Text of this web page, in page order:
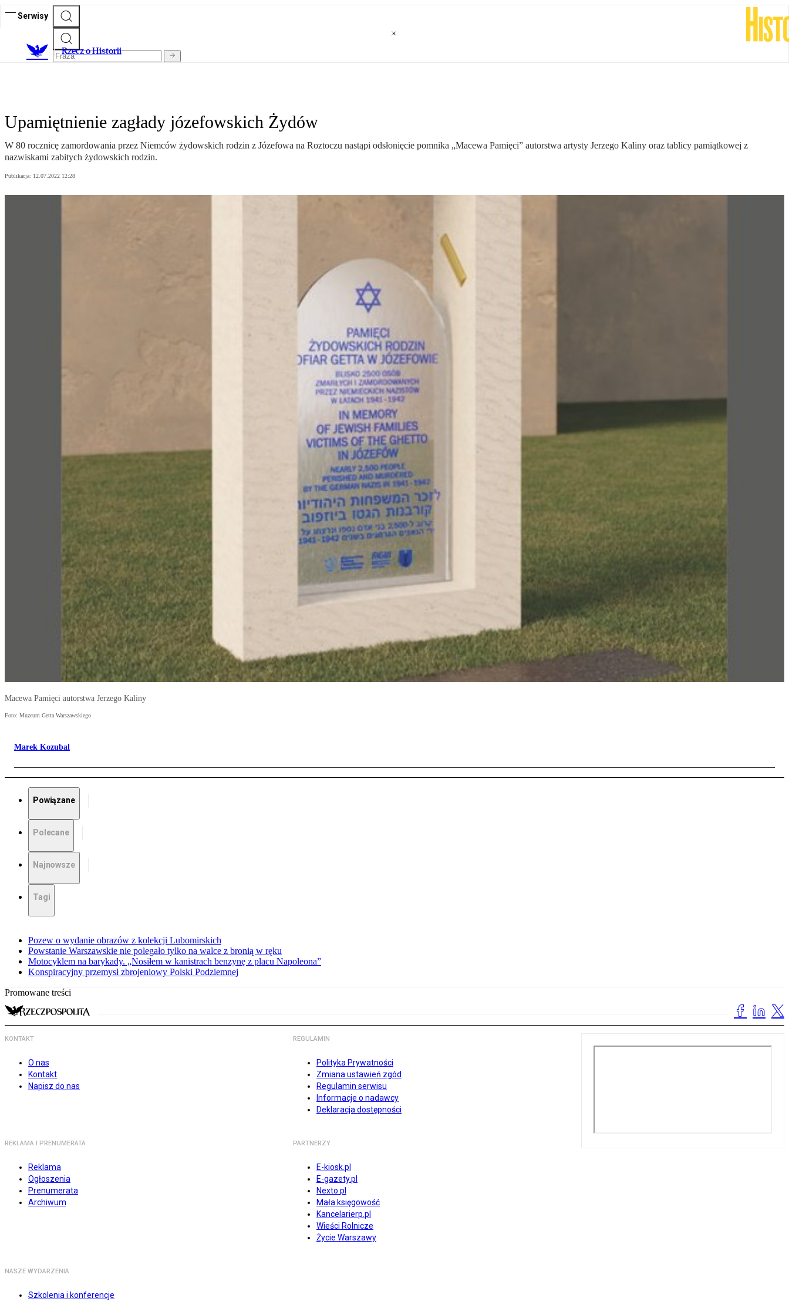
Serwisy
Rzecz o Historii
Upamiętnienie zagłady józefowskich Żydów
W 80 rocznicę zamordowania przez Niemców żydowskich rodzin z Józefowa na Roztoczu nastąpi odsłonięcie pomnika „Macewa Pamięci” autorstwa artysty Jerzego Kaliny oraz tablicy pamiątkowej z
nazwiskami zabitych żydowskich rodzin.
Publikacja: 12.07.2022 12:28
Macewa Pamięci autorstwa Jerzego Kaliny
Foto: Muzeum Getta Warszawskiego
Marek Kozubal
Powiązane
Polecane
Najnowsze
Tagi
Pozew o wydanie obrazów z kolekcji Lubomirskich
Powstanie Warszawskie nie polegało tylko na walce z bronią w ręku
Motocyklem na barykady. „Nosiłem w kanistrach benzynę z placu Napoleona”
Konspiracyjny przemysł zbrojeniowy Polski Podziemnej
Promowane treści
KONTAKT
O nas
Kontakt
Napisz do nas
REGULAMIN
Polityka Prywatności
Zmiana ustawień zgód
Regulamin serwisu
Informacje o nadawcy
Deklaracja dostępności
REKLAMA I PRENUMERATA
Reklama
Ogłoszenia
Prenumerata
Archiwum
PARTNERZY
E-kiosk.pl
E-gazety.pl
Nexto.pl
Mała księgowość
Kancelarierp.pl
Wieści Rolnicze
Życie Warszawy
NASZE WYDARZENIA
Szkolenia i konferencje